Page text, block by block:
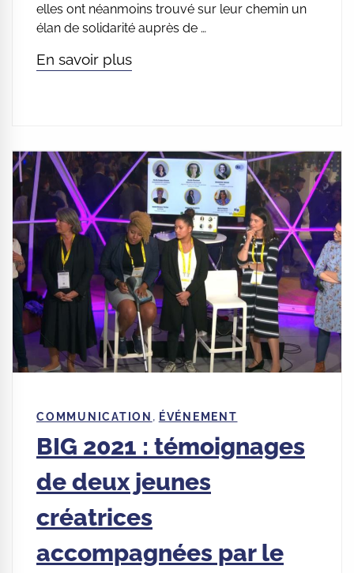
elles ont néanmoins trouvé sur leur chemin un
élan de solidarité auprès de …
En savoir plus
COMMUNICATION , ÉVÉNEMENT
BIG 2021 : témoignages
de deux jeunes
créatrices
accompagnées par le